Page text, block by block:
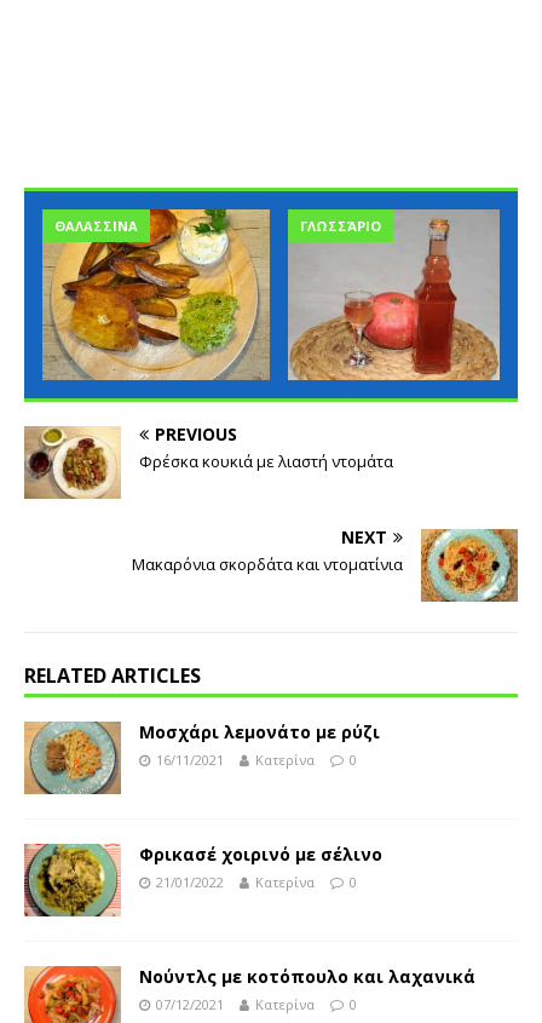
ΘΑΛΑΣΣΙΝΑ ΓΛΩΣΣΆΡΙΟ
PREVIOUS
Φρέσκα κουκιά με λιαστή ντομάτα
NEXT
Μακαρόνια σκορδάτα και ντοματίνια
RELATED ARTICLES
Μοσχάρι λεμονάτο με ρύζι
16/11/2021 Κατερίνα 0
Φρικασέ χοιρινό με σέλινο
21/01/2022 Κατερίνα 0
Νούντλς με κοτόπουλο και λαχανικά
07/12/2021 Κατερίνα 0